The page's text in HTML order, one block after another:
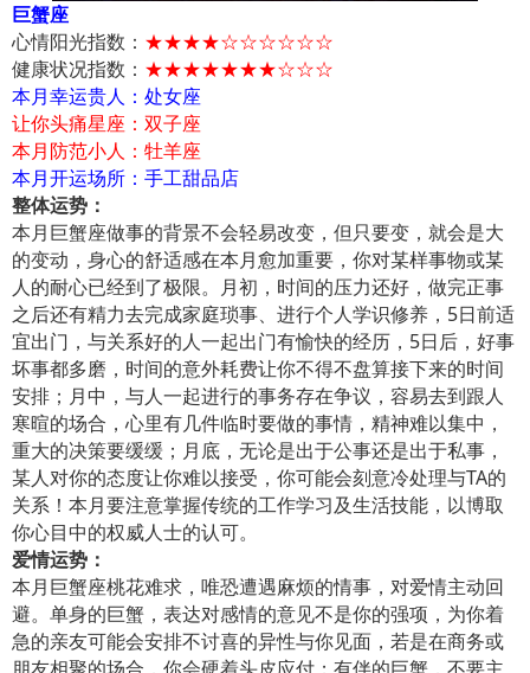
巨蟹座
心情阳光指数： ★★★★☆☆☆☆☆☆
健康状况指数： ★★★★★★★☆☆☆
本月幸运贵人：处女座
让你头痛星座：双子座
本月防范小人：牡羊座
本月开运场所：手工甜品店
整体运势：
本月巨蟹座做事的背景不会轻易改变，但只要变，就会是大
的变动，身心的舒适感在本月愈加重要，你对某样事物或某
人的耐心已经到了极限。月初，时间的压力还好，做完正事
之后还有精力去完成家庭琐事、进行个人学识修养，5日前适
宜出门，与关系好的人一起出门有愉快的经历，5日后，好事
坏事都多磨，时间的意外耗费让你不得不盘算接下来的时间
安排；月中，与人一起进行的事务存在争议，容易去到跟人
寒暄的场合，心里有几件临时要做的事情，精神难以集中，
重大的决策要缓缓；月底，无论是出于公事还是出于私事，
某人对你的态度让你难以接受，你可能会刻意冷处理与TA的
关系！本月要注意掌握传统的工作学习及生活技能，以博取
你心目中的权威人士的认可。
爱情运势：
本月巨蟹座桃花难求，唯恐遭遇麻烦的情事，对爱情主动回
避。单身的巨蟹，表达对感情的意见不是你的强项，为你着
急的亲友可能会安排不讨喜的异性与你见面，若是在商务或